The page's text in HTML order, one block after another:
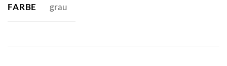
FARBE grau